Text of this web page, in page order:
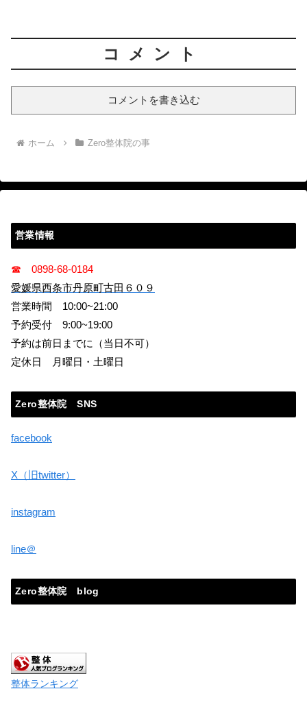
コメント
コメントを書き込む
ホーム Zero整体院の事
営業情報
☎ 0898-68-0184
愛媛県西条市丹原町古田６０９
営業時間 10:00~21:00
予約受付 9:00~19:00
予約は前日までに（当日不可）
定休日 月曜日・土曜日
Zero整体院 SNS
facebook
X（旧twitter）
instagram
line＠
Zero整体院 blog
整体ランキング